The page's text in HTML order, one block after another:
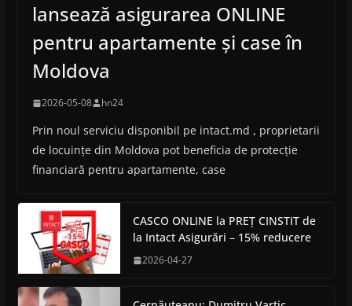
lansează asigurarea ONLINE
pentru apartamente și case în
Moldova
2026-05-08 hn24
Prin noul serviciu disponibil pe intact.md , proprietarii
de locuințe din Moldova pot beneficia de protecție
financiară pentru apartamente, case
CASCO ONLINE la PREȚ CINSTIT de
la Intact Asigurări – 15% reducere
2026-04-27